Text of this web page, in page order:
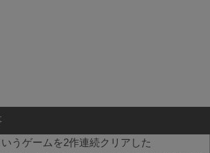
気へ変わる
うゲームを2作連続クリアした